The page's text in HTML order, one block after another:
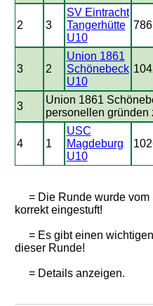
2 3
SV Eintracht
Tangerhütte
U10
786
3 2
Union 1861
Schönebeck
U10
3
Union 1861
personellen gründen
4 1
USC
Magdeburg
U10
= Die Runde wurde
korrekt eingestuft!
= Es gibt einen
dieser Runde!
= Details anzeigen.